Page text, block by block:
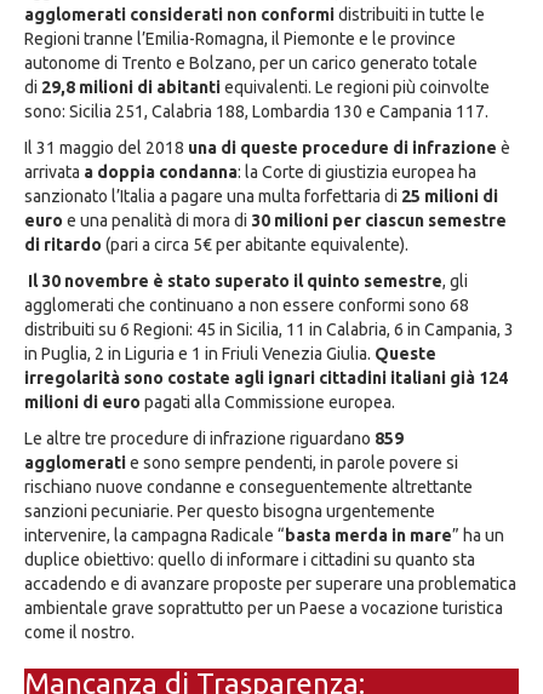
agglomerati considerati non conformidistribuiti in tutte le
Regioni tranne l’Emilia-Romagna, il Piemonte e le province
autonome di Trento e Bolzano, per un carico generato totale
di 29,8 milioni di abitantiequivalenti. Le regioni più coinvolte
sono: Sicilia 251, Calabria 188, Lombardia 130 e Campania 117.
Il 31 maggio del 2018 una di queste procedure di infrazione è
arrivata a doppia condanna: la Corte di giustizia europea ha
sanzionato l’Italia a pagare una multa forfettaria di 25 milioni di
euro e una penalità di mora di 30 milioni per ciascun semestre
di ritardo (pari a circa 5€ per abitante equivalente).
Il 30 novembre è stato superato il quinto semestre, gli
agglomerati che continuano a non essere conformi sono 68
distribuiti su 6 Regioni: 45 in Sicilia, 11 in Calabria, 6 in Campania, 3
in Puglia, 2 in Liguria e 1 in Friuli Venezia Giulia. Queste
irregolarità sono costate agli ignari cittadini italiani già 124
milioni di euro pagati alla Commissione europea.
Le altre tre procedure di infrazione riguardano 859
agglomeratie sono sempre pendenti, in parole povere si
rischiano nuove condanne e conseguentemente altrettante
sanzioni pecuniarie. Per questo bisogna urgentemente
intervenire, la campagna Radicale “ basta merda in mare” ha un
duplice obiettivo: quello di informare i cittadini su quanto sta
accadendo e di avanzare proposte per superare una problematica
ambientale grave soprattutto per un Paese a vocazione turistica
come il nostro.
Mancanza di Trasparenza: